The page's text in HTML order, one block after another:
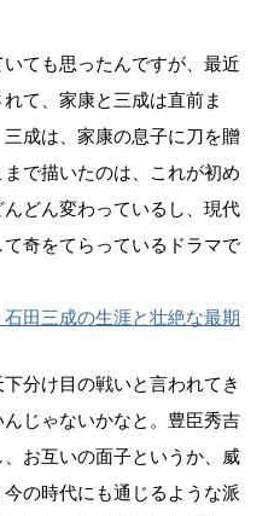
ても思ったんですが、最近
て、家康と三成は直前ま
成は、家康の息子に刀を贈
で描いたのは、これが初め
どん変わっているし、現代
奇をてらっているドラマで
田三成の生涯と壮絶な最期
分け目の戦いと言われてき
じゃないかなと。豊臣秀吉
お互いの面子というか、威
の時代にも通じるような派